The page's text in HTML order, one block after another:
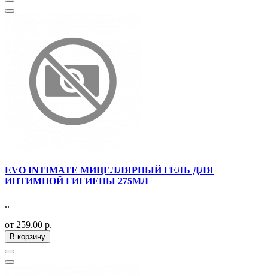
EVO INTIMATE МИЦЕЛЛЯРНЫЙ ГЕЛЬ ДЛЯ
ИНТИМНОЙ ГИГИЕНЫ 275МЛ
..
от 259.00 р.
В корзину